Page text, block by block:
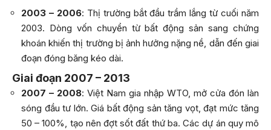
2003 – 2006: Thị trường bắt đầu trầm lắng từ cuối năm
2003. Dòng vốn chuyển từ bất động sản sang chứng
khoán khiến thị trường bị ảnh hưởng nặng nề, dẫn đến giai
đoạn đóng băng kéo dài.
Giai đoạn 2007 – 2013
2007 – 2008: Việt Nam gia nhập WTO, mở cửa đón làn
sóng đầu tư lớn. Giá bất động sản tăng vọt, đạt mức tăng
50 – 100%, tạo nên đợt sốt đất thứ ba. Các dự án quy mô